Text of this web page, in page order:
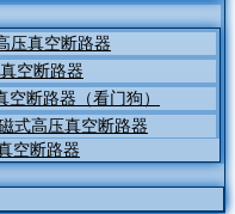
压真空断路器
空断路器
空断路器（看门狗）
式高压真空断路器
空断路器